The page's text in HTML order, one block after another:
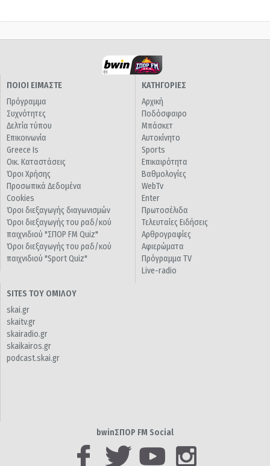
ΠΟΙΟΙ ΕΙΜΑΣΤΕ
Πρόγραμμα
Συχνότητες
Δελτία τύπου
Επικοινωνία
Greece Is
Οικ. Καταστάσεις
Όροι Χρήσης
Προσωπικά Δεδομένα
Cookies
Όροι διεξαγωγής διαγωνισμών
Όροι διεξαγωγής του ραδ/κού
παιχνιδιού "ΣΠΟΡ FM Quiz"
Όροι διεξαγωγής του ραδ/κού
παιχνιδιού "Sport Quiz"
ΚΑΤΗΓΟΡΙΕΣ
Αρχική
Ποδόσφαιρο
Μπάσκετ
Αυτοκίνητο
Sports
Επικαιρότητα
Βαθμολογίες
WebTv
Enter
Πρωτοσέλιδα
Τελευταίες Ειδήσεις
Αρθρογραφίες
Αφιερώματα
Πρόγραμμα TV
Live-radio
SITES ΤΟΥ ΟΜΙΛΟΥ
skai.gr
skaitv.gr
skairadio.gr
skaikairos.gr
podcast.skai.gr
bwinΣΠΟΡ FM Social